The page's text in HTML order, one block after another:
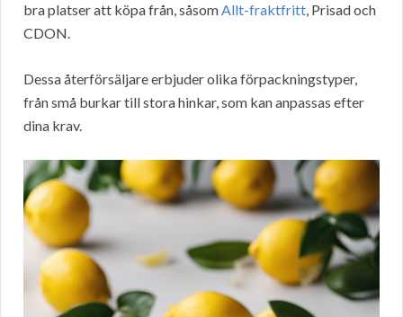
bra platser att köpa från, såsomAllt-fraktfritt, Prisad och
CDON.
Dessa återförsäljare erbjuder olika förpackningstyper,
från små burkar till stora hinkar, som kan anpassas efter
dina krav.